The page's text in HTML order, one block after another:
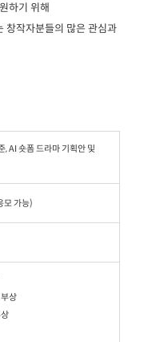
하기 위해
창작자분들의 많은 관심과
AI 숏폼 드라마 기획안 및
모 가능)
상